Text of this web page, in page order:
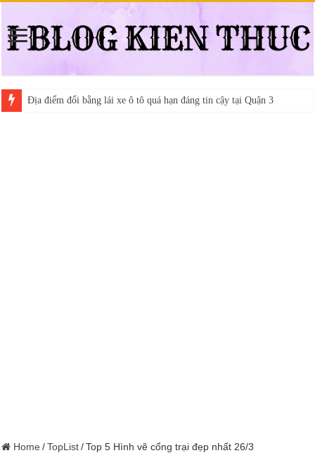
Địa điểm đổi bằng lái xe ô tô quá hạn đáng tin cậy tại Quận 3
Home / TopList / Top 5 Hình vẽ cổng trại đẹp nhất 26/3